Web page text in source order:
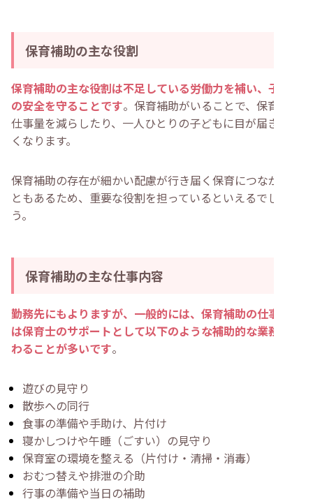
・ 周囲と協力した経験
・子育ての経験
・
1.求人サイトで探す
・2.ハローワークに相談する
・3.保育関連の転職エージェントを利用する
・ 保育補助から保育士になるには？
・ 1.保育の専門学校・短大・大学を卒業する
・2.通信講座や独学で資格取得を目指す
・保育補助がやってはいけないことはありますか？
・ 保育補助の仕事はしんどいですか？
・ まとめ
保育補助の主な役割
保育補助の主な役割は不足している労働力を補い、子ども
の安全を守ることです。保育補助がいることで、保育士の
仕事量を減らしたり、一人ひとりの子どもに目が届きやす
くなります。
保育補助の存在が細かい配慮が行き届く保育につながるこ
ともあるため、重要な役割を担っているといえるでしょ
う。
保育補助の主な仕事内容
勤務先にもよりますが、一般的には、保育補助の仕事内容
は保育士のサポートとして以下のような補助的な業務に携
わることが多いです。
遊びの見守り
散歩への同行
食事の準備や手助け、片付け
寝かしつけや午睡（ごすい）の見守り
保育室の環境を整える（片付け・清掃・消毒）
おむつ替えや排泄の介助
行事の準備や当日の補助